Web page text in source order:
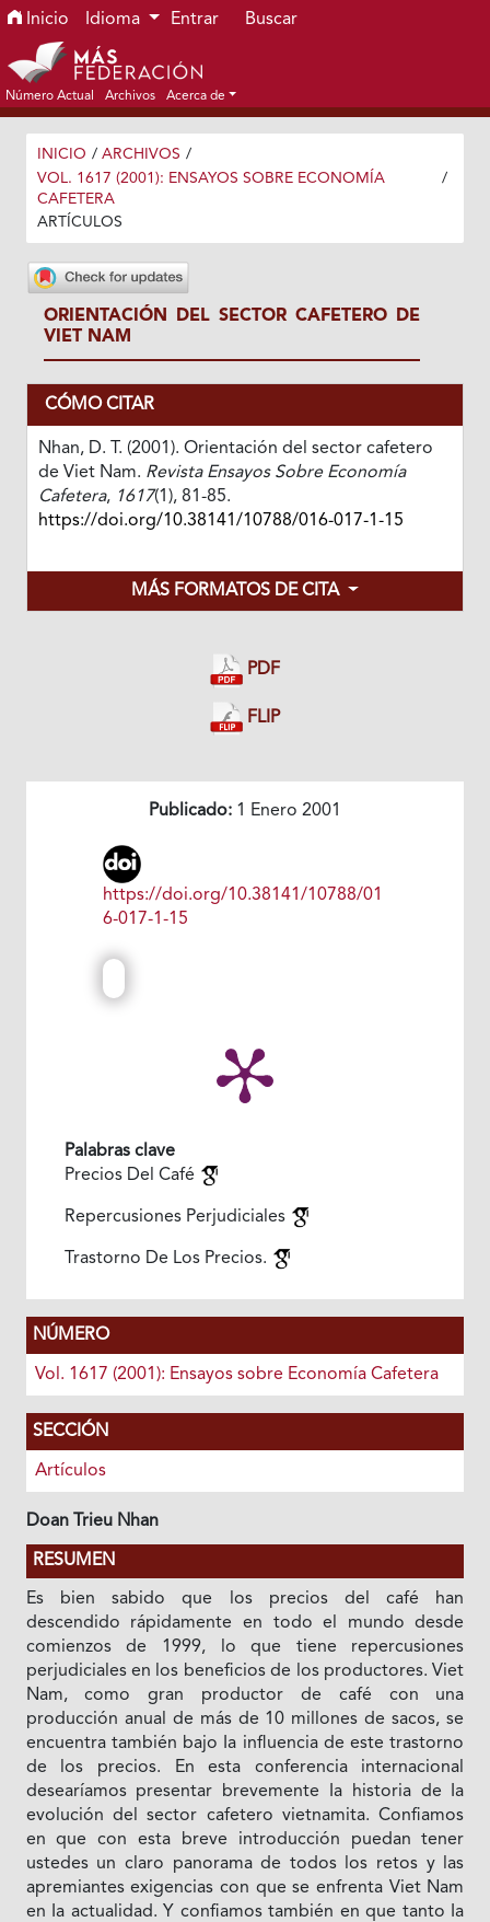
Ir al menú de navegación principal
Ir al contenido principal
Ir al pie de página del sitio
Inicio Idioma Entrar Buscar
Número Actual Archivos Acerca de
INICIO / ARCHIVOS /
VOL. 1617 (2001): ENSAYOS SOBRE ECONOMÍA
CAFETERA
/
ARTÍCULOS
ORIENTACIÓN DEL SECTOR CAFETERO DE
VIET NAM
CÓMO CITAR
Nhan, D. T. (2001). Orientación del sector cafetero
de Viet Nam. Revista Ensayos Sobre Economía
Cafetera, 1617(1), 81-85.
https://doi.org/10.38141/10788/016-017-1-15
MÁS FORMATOS DE CITA
PDF
FLIP
Publicado: 1 Enero 2001
https://doi.org/10.38141/10788/01
6-017-1-15
Palabras clave
Precios Del Café
Repercusiones Perjudiciales
Trastorno De Los Precios.
NÚMERO
Vol. 1617 (2001): Ensayos sobre Economía Cafetera
SECCIÓN
Artículos
Doan Trieu Nhan
RESUMEN
Es bien sabido que los precios del café han
descendido rápidamente en todo el mundo desde
comienzos de 1999, lo que tiene repercusiones
perjudiciales en los beneficios de los productores. Viet
Nam, como gran productor de café con una
producción anual de más de 10 millones de sacos, se
encuentra también bajo Ia influencia de este trastorno
de los precios. En esta conferencia internacional
desearíamos presentar brevemente Ia historia de Ia
evolución del sector cafetero vietnamita. Confiamos
en que con esta breve introducción puedan tener
ustedes un claro panorama de todos los retos y las
apremiantes exigencias con que se enfrenta Viet Nam
en Ia actualidad. Y confiamos también en que tanto Ia